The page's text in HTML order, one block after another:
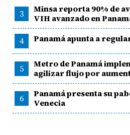
3
Minsa reporta 90% de
VIH avanzado en
4 Panamá apunta a
5
Metro de Panamá
agilizar flujo por
6
Panamá presenta su
Venecia